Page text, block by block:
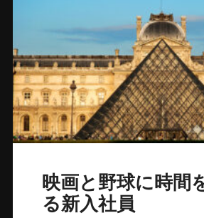
映画と野球に時間
る新入社員